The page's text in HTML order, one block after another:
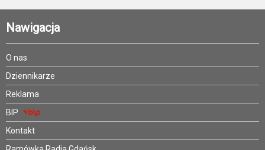
Nawigacja
O nas
Dziennikarze
Reklama
BIP
Kontakt